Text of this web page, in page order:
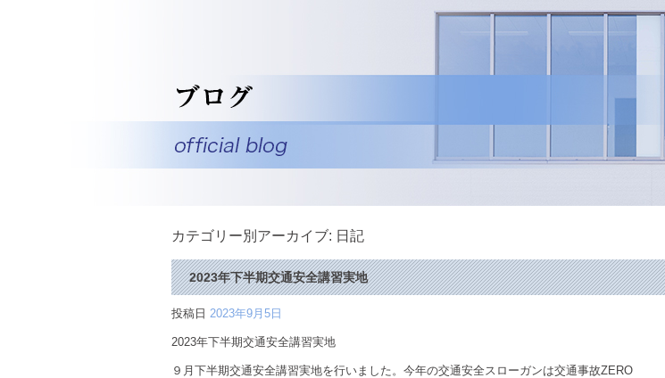
カテゴリー別アーカイブ: 日記
2023年下半期交通安全講習実地
投稿日 2023年9月5日
2023年下半期交通安全講習実地
９月下半期交通安全講習実地を行いました。今年の交通安全スローガンは交通事故ZERO